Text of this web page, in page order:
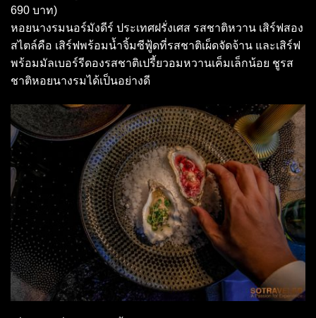
690 บาท)
หอยนางรมนอร์มังดีร์ ประเทศฝรั่งเศส รสชาติหวาน เสิร์ฟสอง
สไตล์คือ เสิร์ฟพร้อมน้ำจิ้มซีฟู้ดที่รสชาติเผ็ดจัดจ้าน และเสิร์ฟ
พร้อมมัลเบอร์รีดองรสชาติเปรี้ยวอมหวานเค็มเล็กน้อย ชูรส
ชาติหอยนางรมได้เป็นอย่างดี